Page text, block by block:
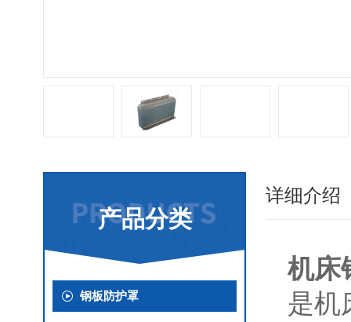
产品分类
钢板防护罩
详细介绍
机床
是机